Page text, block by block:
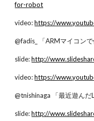
for-robot
video: https://
@fadis_ 「ARMマイコン
slide: http://
video: https://
@tnishinaga 「最近遊んだ
slide: http://